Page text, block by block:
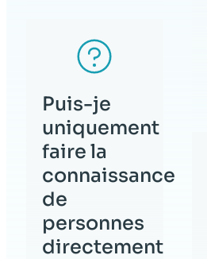
Puis-je
uniquement
faire la
connaissance
de
personnes
directement